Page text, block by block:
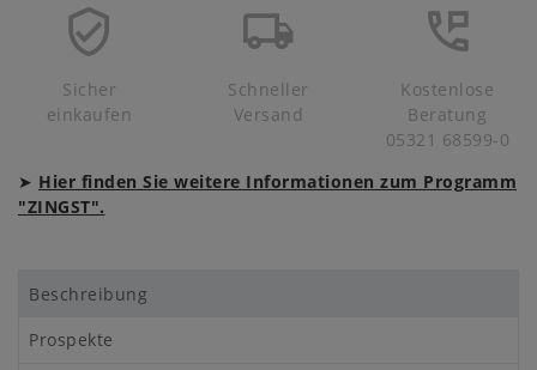
Sicher
einkaufen
Schneller
Versand
Kostenlose
Beratung
05321 68599-0
➤ Hier finden Sie weitere Informationen zum Programm
"ZINGST".
Beschreibung
Prospekte